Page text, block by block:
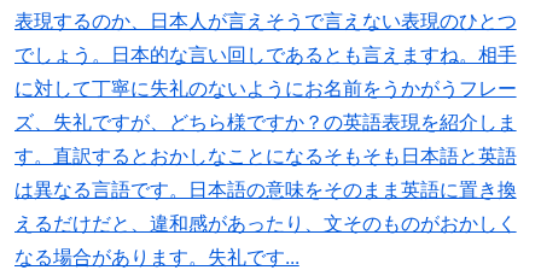
表現するのか、日本人が言えそうで言えない表現のひとつ
でしょう。日本的な言い回しであるとも言えますね。相手
に対して丁寧に失礼のないようにお名前をうかがうフレー
ズ、失礼ですが、どちら様ですか？の英語表現を紹介しま
す。直訳するとおかしなことになるそもそも日本語と英語
は異なる言語です。日本語の意味をそのまま英語に置き換
えるだけだと、違和感があったり、文そのものがおかしく
なる場合があります。失礼です...